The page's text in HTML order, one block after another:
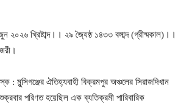
২০২৬ খ্রিষ্টাব্দ।। ২৯ জ্যৈষ্ঠ ১৪৩৩ বঙ্গাব্দ (গ্রীষ্মকাল)।।
: মুন্সিগঞ্জের ঐতিহ্যবাহী বিক্রমপুর অঞ্চলের সিরাজদিখান
পরিণত হয়েছিল এক ব্যতিক্রমী পারিবারিক